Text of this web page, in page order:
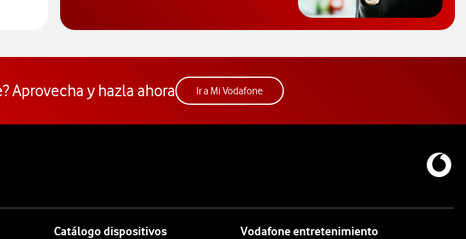
Aprovecha y hazla ahora Ir a Mi VodafoneAcceder a la app Mi Vodafone. Abre ventana
Catálogo dispositivos Vodafone entretenimiento